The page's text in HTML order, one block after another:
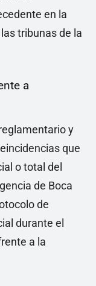
en la
tribunas de la
a
y
que
o total del
de Boca
de
durante el
a la